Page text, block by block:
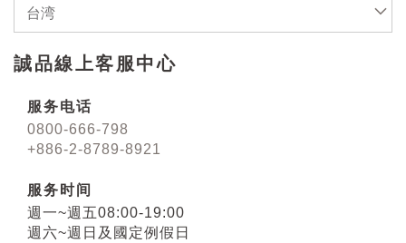
台湾
誠品線上客服中心
服务电话
0800-666-798
+886-2-8789-8921
服务时间
週一~週五08:00-19:00
週六~週日及國定例假日